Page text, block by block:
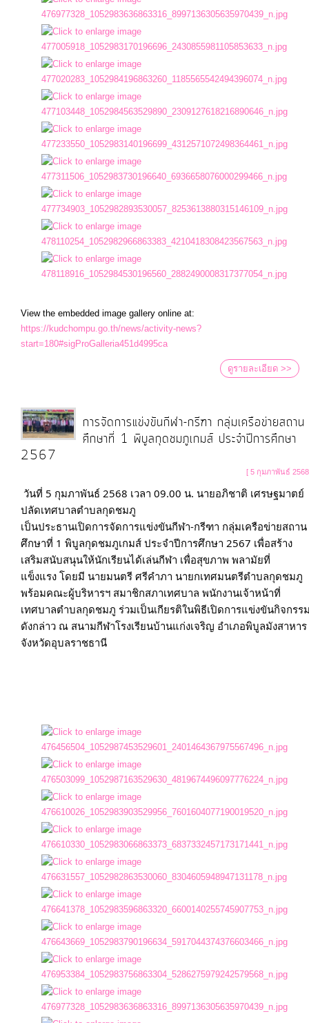
View the embedded image gallery online at:
https://kudchompu.go.th/news/activity-news?
start=180#sigProGalleria451d4995ca
ดูรายละเอียด >>
การจัดการแข่งขันกีฬา-กรีฑา กลุ่มเครือข่ายสถาน
ศึกษาที่ 1 พิบูลกุดชมภูเกมส์ ประจำปีการศึกษา
2567
[ 5 กุมภาพันธ์
วันที่ 5 กุมภาพันธ์ 2568 เวลา 09.00 น. นายอภิชาติ เศรษฐมาตย์
ปลัดเทศบาลตำบลกุดชมภู
เป็นประธานเปิดการจัดการแข่งขันกีฬา-กรีฑา กลุ่มเครือข่ายสถาน
ศึกษาที่ 1 พิบูลกุดชมภูเกมส์ ประจำปีการศึกษา 2567 เพื่อสร้าง
เสริมสนับสนุนให้นักเรียนได้เล่นกีฬา เพื่อสุขภาพ พลามัยที่
แข็งแรง โดยมี นายมนตรี ศรีคำภา นายกเทศมนตรีตำบลกุดชมภู
พร้อมคณะผู้บริหารฯ สมาชิกสภาเทศบาล พนักงานเจ้าหน้าที่
เทศบาลตำบลกุดชมภู ร่วมเป็นเกียรติในพิธีเปิดการแข่งขันกิจกรร
ดังกล่าว ณ สนามกีฬาโรงเรียนบ้านแก่งเจริญ อำเภอพิบูลมังสาหาร
จังหวัดอุบลราชธานี